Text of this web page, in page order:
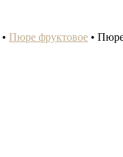
• Пюре фруктовое •